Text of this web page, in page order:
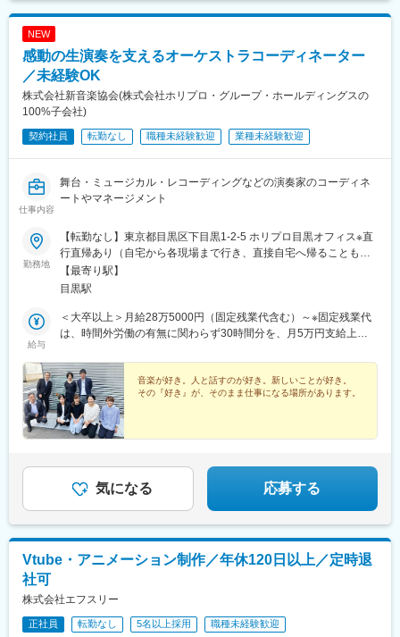
NEW
感動の生演奏を支えるオーケストラコーディネーター
／未経験OK
株式会社新音楽協会(株式会社ホリプロ・グループ・ホールディングスの
100%子会社)
契約社員 転勤なし 職種未経験歓迎 業種未経験歓迎
仕事内容
舞台・ミュージカル・レコーディングなどの演奏家のコーディネ
ートやマネージメント
勤務地
【転勤なし】東京都目黒区下目黒1-2-5 ホリプロ目黒オフィス※直
行直帰あり（自宅から各現場まで行き、直接自宅へ帰ることもあ
ります）※ミュージカルやコンサートの場合は本番だけでなくリハ
ーサルからオーケストラに同行。※主に都内でのお仕事になります
割ほど）※受動喫煙対策：あり
【最寄り駅】
目黒駅
給与
＜大卒以上＞月給28万5000円（固定残業代含む）～※固定残業代
は、時間外労働の有無に関わらず30時間分を、月5万円支給上記
5,000円（固定残業代含む）～※固定残業代は、時間外労働の有無
に関わらず30時間分を、月4万5,000円支給上記を超える時間外労
働分は追加で支給＜高卒以上＞月給24万1,000円（固定残業代含
む）～※固定残業代は、時間外労働の有無に関わらず30時間分
を、月4万1,000円支給上記を超える時間外労働分は追加で支給
音楽が好き。人と話すのが好き。新しいことが好き。
その『好き』が、そのまま仕事になる場所があります。
気になる 応募する
Vtube・アニメーション制作／年休120日以上／定時退
社可
株式会社エフスリー
正社員 転勤なし 5名以上採用
職種未経験歓迎